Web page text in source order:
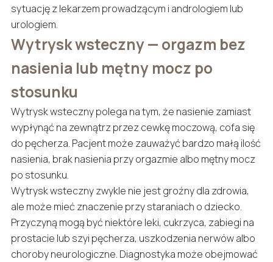
sytuację z lekarzem prowadzącym i andrologiem lub
urologiem.
Wytrysk wsteczny — orgazm bez
nasienia lub mętny mocz po
stosunku
Wytrysk wsteczny polega na tym, że nasienie zamiast
wypłynąć na zewnątrz przez cewkę moczową, cofa się
do pęcherza. Pacjent może zauważyć bardzo małą ilość
nasienia, brak nasienia przy orgazmie albo mętny mocz
po stosunku.
Wytrysk wsteczny zwykle nie jest groźny dla zdrowia,
ale może mieć znaczenie przy staraniach o dziecko.
Przyczyną mogą być niektóre leki, cukrzyca, zabiegi na
prostacie lub szyi pęcherza, uszkodzenia nerwów albo
choroby neurologiczne. Diagnostyka może obejmować